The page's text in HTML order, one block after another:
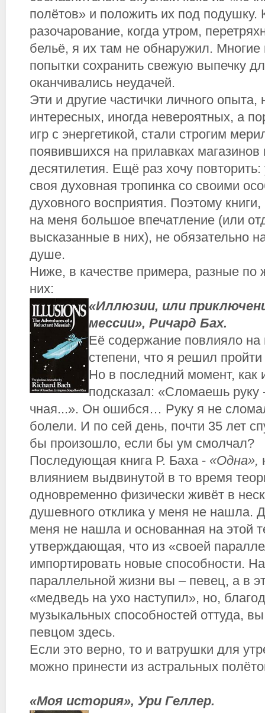
полётов» и положить их под
разочарование, когда утром,
бельё, я их там не обнаружил.
попытки сохранить свежую выпечку
оканчивались неудачей.
Эти и другие частички личного опыта,
интересных, иногда невероятных, а
игр с энергетикой, стали строгим
появившихся на прилавках
десятилетия. Ещё раз хочу повторить:
своя духовная тропинка со своими
духовного восприятия. Поэтому
на меня большое впечатление (или
высказанные в них), не обязательно
душе.
Ниже, в качестве примера, разные по
них:
«Иллюзии, или
мессии», Ричард Бах.
Её содержание повлияло на
степени, что я решил пройти
Но в последний момент, как
подсказал: «Сломаешь руку
чная...». Он ошибся… Руку я не
болели. И по сей день, почти 35 лет
бы произошло, если бы ум смолчал?
Последующая книга Р. Баха - «Одна»,
влиянием выдвинутой в то время
одновременно физически живёт в
душевного отклика у меня не нашла.
меня не нашла и основанная на этой
утверждающая, что из «своей
импортировать новые способности.
параллельной жизни вы – певец, а в
«медведь на ухо наступил», но,
музыкальных способностей оттуда,
певцом здесь.
Если это верно, то и ватрушки для
можно принести из астральных
«Моя история», Ури Геллер.